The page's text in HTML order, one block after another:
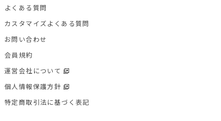
よくある質問
カスタマイズよくある質問
お問い合わせ
会員規約
運営会社について
個人情報保護方針
特定商取引法に基づく表記